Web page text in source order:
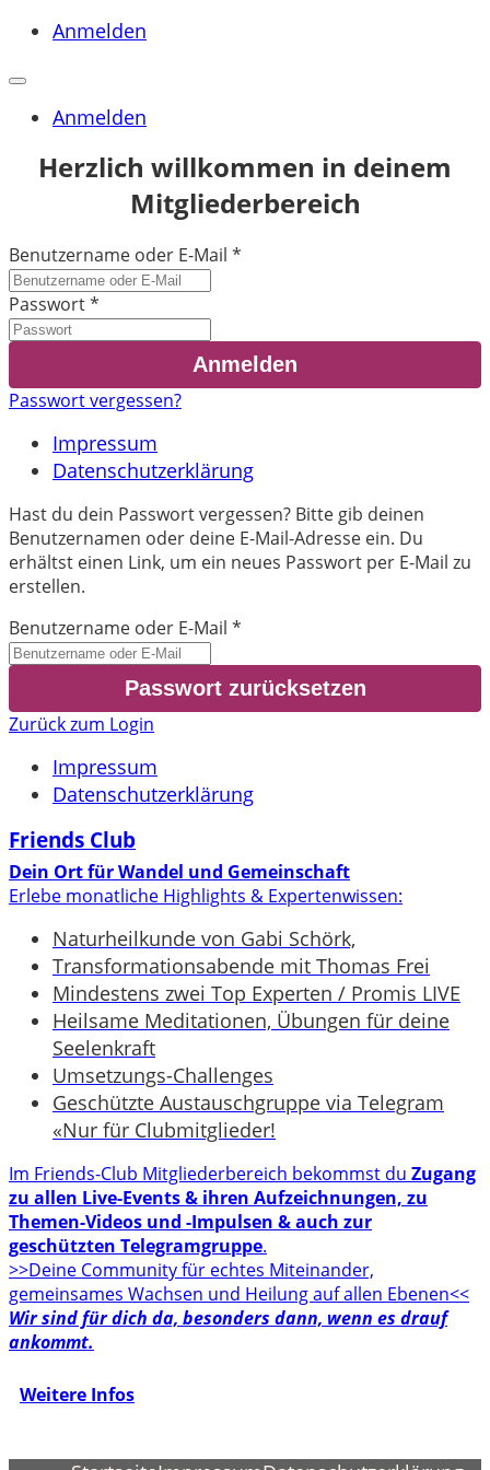
Anmelden
Anmelden
Herzlich willkommen in deinem
Mitgliederbereich
Benutzername oder E-Mail *
Passwort*
Passwort vergessen?
Impressum
Datenschutzerklärung
Hast du dein Passwort vergessen? Bitte gib deinen
Benutzernamen oder deine E-Mail-Adresse ein. Du
erhältst einen Link, um ein neues Passwort per E-Mail zu
erstellen.
Benutzername oder E-Mail *
Zurück zum Login
Impressum
Datenschutzerklärung
Friends Club
Dein Ort für Wandel und Gemeinschaft
Erlebe monatliche Highlights & Expertenwissen:
Naturheilkunde von Gabi Schörk,
Transformationsabende mit Thomas Frei
Mindestens zwei Top Experten / Promis LIVE
Heilsame Meditationen, Übungen für deine
Seelenkraft
Umsetzungs-Challenges
Geschützte Austauschgruppe via Telegram
«Nur für Clubmitglieder!
Im Friends-Club Mitgliederbereich bekommst du Zugang
zu allen Live-Events & ihren Aufzeichnungen, zu
Themen-Videos und -Impulsen & auch zur
geschützten Telegramgruppe.
>>Deine Community für echtes Miteinander,
gemeinsames Wachsen und Heilung auf allen Ebenen<<
Wir sind für dich da, besonders dann, wenn es drauf
ankommt.
Weitere Infos